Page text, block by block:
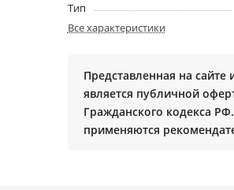
Тип
Все характеристики
Представленная на
является публичной
Гражданского кодекса
применяются